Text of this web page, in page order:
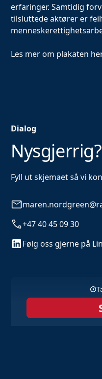
erfaringer. Samtidig
tilsluttede aktører er
Les mer om plakaten
Dialog
Nysgjerrig?
Fyll ut skjemaet så vi
+47 40 45 09 30
Følg oss gjerne på